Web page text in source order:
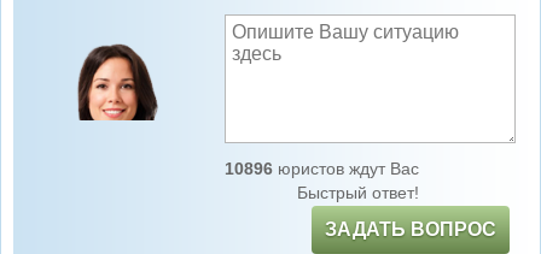
10896юристов ждут Вас
Быстрый ответ!
ЗАДАТЬ ВОПРОС